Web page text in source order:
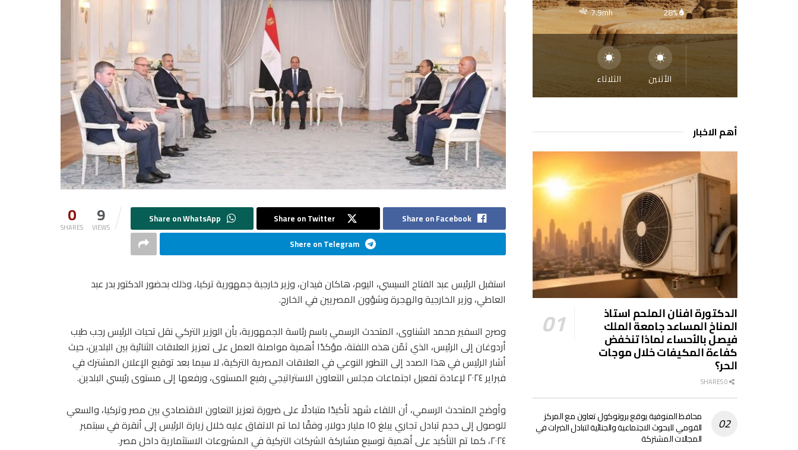
0
SHARES 9
VIEWS
Share on Facebook
Share on Twitter
Shere on Telegram
استقبل الرئيس عبد الفتاح السيسي، اليوم، هاكان فيدان، وزير خارجية جمهورية تركيا، وذلك بحضور الدكتور بدر عبد
العاطي، وزير الخارجية والهجرة وشؤون المصريين في الخارج.
وصرح السفير محمد الشناوى، المتحدث الرسمي باسم رئاسة الجمهورية، بأن الوزير التركي نقل تحيات الرئيس رجب طيب
أردوغان إلى الرئيس، الذي ثمّن هذه اللفتة، مؤكدًا أهمية مواصلة العمل على تعزيز العلاقات الثنائية بين البلدين، حيث
أشار الرئيس في هذا الصدد إلى التطور النوعي في العلاقات المصرية التركية، لا سيما بعد توقيع الإعلان المشترك في
فبراير ٢٠٢٤ لإعادة تفعيل اجتماعات مجلس التعاون الاستراتيجي رفيع المستوى، ورفعها إلى مستوى رئيسي البلدين.
وأوضح المتحدث الرسمي، أن اللقاء شهد تأكيدًا متبادلًا على ضرورة تعزيز التعاون الاقتصادي بين مصر وتركيا، والسعي
للوصول إلى حجم تبادل تجاري يبلغ ١٥ مليار دولار، وفقًا لما تم الاتفاق عليه خلال زيارة الرئيس إلى أنقرة في سبتمبر
٢٠٢٤، كما تم التأكيد على أهمية توسيع مشاركة الشركات التركية في المشروعات الاستثمارية داخل مصر.
28%
7.9mh
الأثنين الثلاثاء
أهم الاخبار
الدكتورة افنان الملحم استاذ
المناخ المساعد جامعة الملك
فيصل بالأحساء لماذا تنخفض
كفاءة المكيفات خلال موجات
الحر؟
محافظ المنوفية يوقع بروتوكول تعاون مع المركز
القومي للبحوث الاجتماعية والجنائية لتبادل الخبرات في
المجالات المشتركة